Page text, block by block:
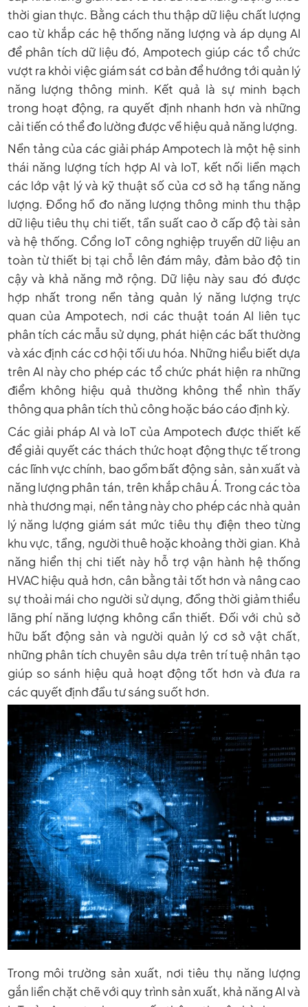
thời gian thực. Bằng cách thu thập dữ liệu chất lượng
cao từ khắp các hệ thống năng lượng và áp dụng AI
để phân tích dữ liệu đó, Ampotech giúp các tổ chức
vượt ra khỏi việc giám sát cơ bản để hướng tới quản lý
năng lượng thông minh. Kết quả là sự minh bạch
trong hoạt động, ra quyết định nhanh hơn và những
cải tiến có thể đo lường được về hiệu quả năng lượng.
Nền tảng của các giải pháp Ampotech là một hệ sinh
thái năng lượng tích hợp AI và IoT, kết nối liền mạch
các lớp vật lý và kỹ thuật số của cơ sở hạ tầng năng
lượng. Đồng hồ đo năng lượng thông minh thu thập
dữ liệu tiêu thụ chi tiết, tần suất cao ở cấp độ tài sản
và hệ thống. Cổng IoT công nghiệp truyền dữ liệu an
toàn từ thiết bị tại chỗ lên đám mây, đảm bảo độ tin
cậy và khả năng mở rộng. Dữ liệu này sau đó được
hợp nhất trong nền tảng quản lý năng lượng trực
quan của Ampotech, nơi các thuật toán AI liên tục
phân tích các mẫu sử dụng, phát hiện các bất thường
và xác định các cơ hội tối ưu hóa. Những hiểu biết dựa
trên AI này cho phép các tổ chức phát hiện ra những
điểm không hiệu quả thường không thể nhìn thấy
thông qua phân tích thủ công hoặc báo cáo định kỳ.
Các giải pháp AI và IoT của Ampotech được thiết kế
để giải quyết các thách thức hoạt động thực tế trong
các lĩnh vực chính, bao gồm bất động sản, sản xuất và
năng lượng phân tán, trên khắp châu Á. Trong các tòa
nhà thương mại, nền tảng này cho phép các nhà quản
lý năng lượng giám sát mức tiêu thụ điện theo từng
khu vực, tầng, người thuê hoặc khoảng thời gian. Khả
năng hiển thị chi tiết này hỗ trợ vận hành hệ thống
HVAC hiệu quả hơn, cân bằng tải tốt hơn và nâng cao
sự thoải mái cho người sử dụng, đồng thời giảm thiểu
lãng phí năng lượng không cần thiết. Đối với chủ sở
hữu bất động sản và người quản lý cơ sở vật chất,
những phân tích chuyên sâu dựa trên trí tuệ nhân tạo
giúp so sánh hiệu quả hoạt động tốt hơn và đưa ra
các quyết định đầu tư sáng suốt hơn.
Trong môi trường sản xuất, nơi tiêu thụ năng lượng
gắn liền chặt chẽ với quy trình sản xuất, khả năng AI và